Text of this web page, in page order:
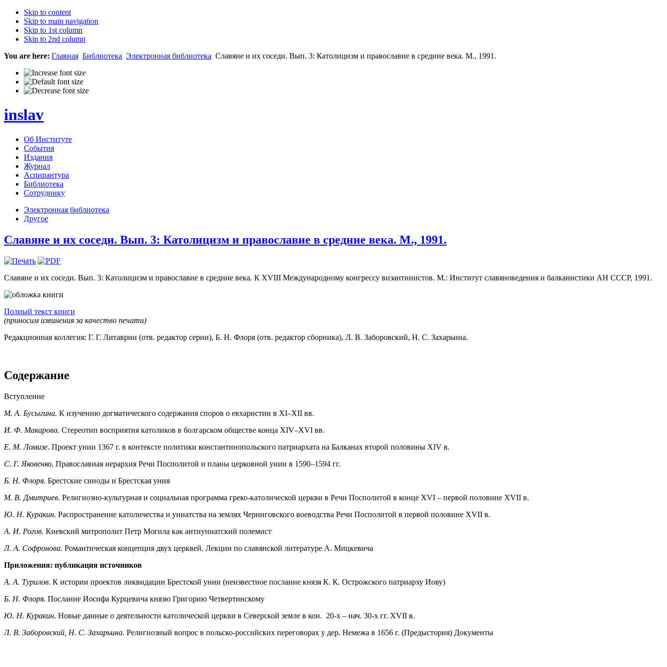
Skip to content
Skip to main navigation
Skip to 1st column
Skip to 2nd column
You are here: Главная Библиотека Электронная библиотека Славяне и их соседи. Вып. 3: Католицизм и православие в средние века. М., 1991.
inslav
Об Институте
События
Издания
Журнал
Аспирантура
Библиотека
Сотруднику
Электронная библиотека
Другое
Славяне и их соседи. Вып. 3: Католицизм и православие в средние века. М., 1991.
Славяне и их соседи. Вып. 3: Католицизм и православие в средние века. К XVIII Международному конгрессу византинистов. М.: Институт славяноведения и балканистики АН СССР, 1991.
Полный текст книги
(приносим извинения за качество печати)
Редакционная коллегия: Г. Г. Литаврин (отв. редактор серии), Б. Н. Флоря (отв. редактор сборника), Л. В. Заборовский, Н. С. Захарьина.
Содержание
Вступление
М. А. Бусыгина. К изучению догматического содержания споров о евхаристии в XI–XII вв.
И. Ф. Макарова. Стереотип восприятия католиков в болгарском обществе конца XIV–XVI вв.
Е. М. Ломизе. Проект унии 1367 г. в контексте политики константинопольского патриархата на Балканах второй половины XIV в.
С. Г. Яковенко. Православная иерархия Речи Посполитой и планы церковной унии в 1590–1594 гг.
Б. Н. Флоря. Брестские синоды и Брестская уния
М. В. Дмитриев. Религиозно-культурная и социальная программа греко-католической церкви в Речи Посполитой в конце XVI – первой половине XVII в.
Ю. Н. Куракин. Распространение католичества и униатства на землях Черниговского воеводства Речи Посполитой в первой половине XVII в.
А. И. Рогов. Киевский митрополит Петр Могила как антиуниатский полемист
Л. А. Софронова. Романтическая концепция двух церквей. Лекции по славянской литературе А. Мицкевича
Приложения: публикация источников
А. А. Турилов. К истории проектов ликвидации Брестской унии (неизвестное послание князя К. К. Острожского патриарху Иову)
Б. Н. Флоря. Послание Иосифа Курцевича князю Григорию Четвертинскому
Ю. Н. Куракин. Новые данные о деятельности католической церкви в Северской земле в кон. 20-х – нач. 30-х гг. XVII в.
Л. В. Заборовский, Н. С. Захарьина. Религиозный вопрос в польско-российских переговорах у дер. Немежа в 1656 г. (Предыстория) Документы